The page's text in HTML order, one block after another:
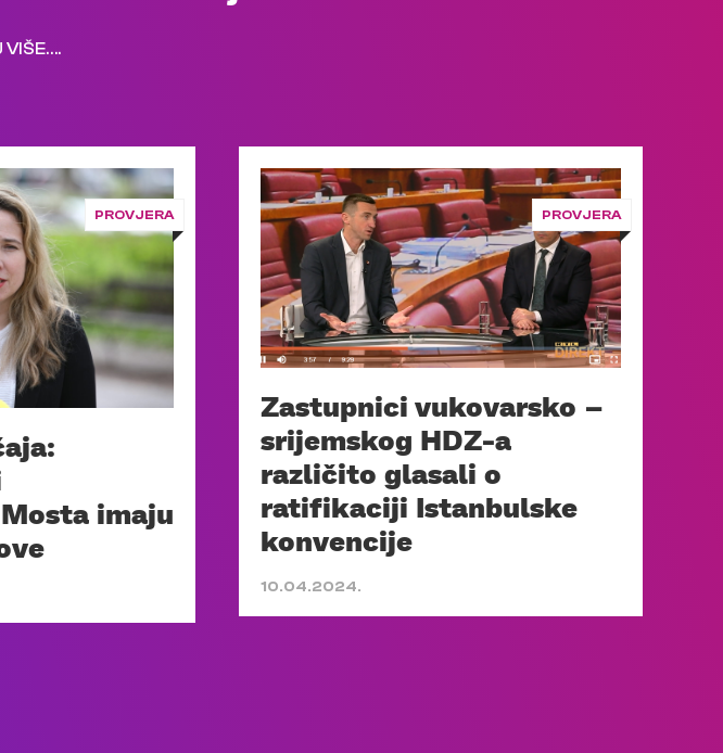
PROVJERA
imaju
PROVJERA
Zastupnici vukovarsko –
srijemskog HDZ-a
različito glasali o
ratifikaciji Istanbulske
konvencije
10.04.2024.